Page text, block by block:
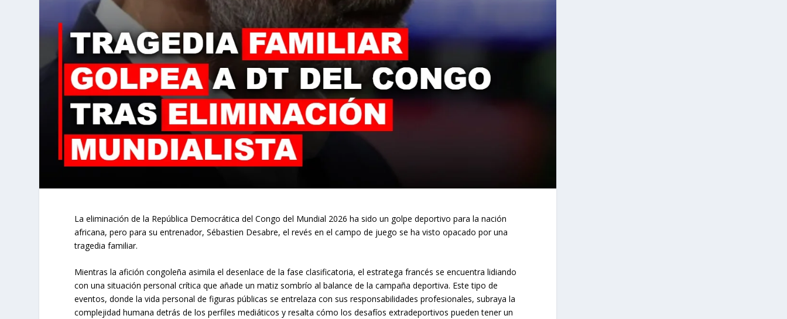
La eliminación de la República Democrática del Congo del Mundial 2026 ha sido un golpe deportivo para la nación
africana, pero para su entrenador, Sébastien Desabre, el revés en el campo de juego se ha visto opacado por una
tragedia familiar.
Mientras la afición congoleña asimila el desenlace de la fase clasificatoria, el estratega francés se encuentra lidiando
con una situación personal crítica que añade un matiz sombrío al balance de la campaña deportiva. Este tipo de
eventos, donde la vida personal de figuras públicas se entrelaza con sus responsabilidades profesionales, subraya la
complejidad humana detrás de los perfiles mediáticos y resalta cómo los desafíos extradeportivos pueden tener un